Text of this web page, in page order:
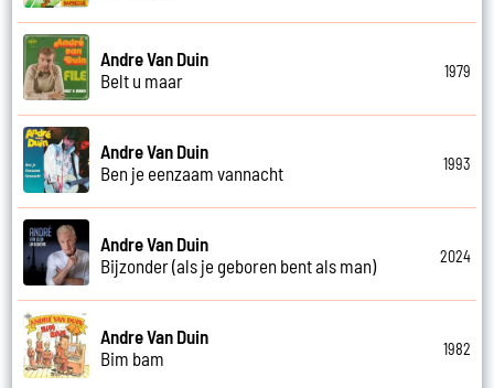
Andre Van Duin
Belt u maar
1979
Andre Van Duin
Ben je eenzaam vannacht
1993
Andre Van Duin
Bijzonder (als je geboren bent als man)
2024
Andre Van Duin
Bim bam
1982